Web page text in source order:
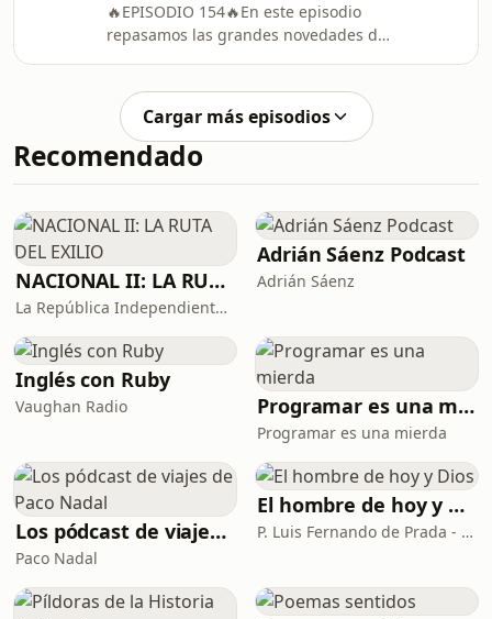
que pueden redefinir internet. ¡No te
lo pierdas! 00:00:00 -
Introducción00:00:44 -
Vuelahttps://vuela.ai/00:12:22 -
Karpathy ficha por Ant
🔥EPISODIO 154🔥En este episodio
repasamos las grandes novedades de
hablamos de los fallos corregidos por
Firefox gracias a IA, la primera
vulnerabilidad generada 100% por IA,
avances en robótica y nuevas
pierdas!00:00:00 -
Introducción00:01:07 - Vuela00:12:42 -
Firefox bate su récord de parches de
Cargar más episodios
Recomendado
NACIONAL II: LA RUTA DEL EXILIO
La República Independiente de la Radio
Adrián Sáenz Podcast
Adrián Sáenz
Inglés con Ruby
Vaughan Radio Programar es una mierda
Programar es una mierda
Los pódcast de viajes de Paco Nadal
Paco Nadal
El hombre de hoy y Dios
P. Luis Fernando de Prada - Radio María ESP